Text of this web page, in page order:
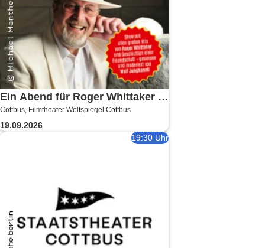
Ein Abend für Roger Whittaker -
Die Bühnenshow mit allen
seinen großen Hits
Cottbus, Filmtheater Weltspiegel Cottbus
19.09.2026
19:30 Uhr